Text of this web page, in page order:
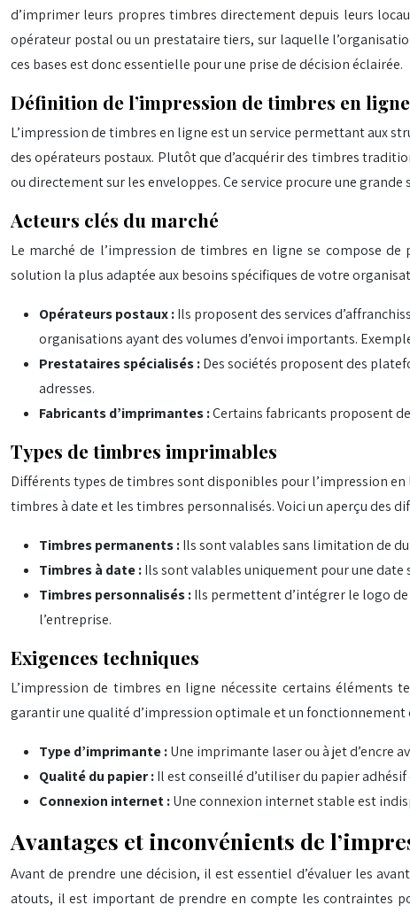
d’imprimer leurs propres timbres directement depuis leurs
opérateur postal ou un prestataire tiers, sur laquelle
ces bases est donc essentielle pour une prise de décision éclairée.
Définition de l’impression de timbres en ligne
L’impression de timbres en ligne est un service permettant aux
des opérateurs postaux. Plutôt que d’acquérir des timbres
ou directement sur les enveloppes. Ce service procure une
Acteurs clés du marché
Le marché de l’impression de timbres en ligne se compose
solution la plus adaptée aux besoins spécifiques de votre
Opérateurs postaux :Ils proposent des services
organisations ayant des volumes d’envoi importants.
Prestataires spécialisés :Des sociétés proposent des
adresses.
Fabricants d’imprimantes :Certains fabricants proposent
Types de timbres imprimables
Différents types de timbres sont disponibles pour l’impression
timbres à date et les timbres personnalisés. Voici un aperçu des
Timbres permanents :Ils sont valables sans limitation de
Timbres à date :Ils sont valables uniquement pour une date
Timbres personnalisés :Ils permettent d’intégrer le logo
l’entreprise.
Exigences techniques
L’impression de timbres en ligne nécessite certains éléments
garantir une qualité d’impression optimale et un fonctionnement
Type d’imprimante :Une imprimante laser ou à jet d’encre
Qualité du papier :Il est conseillé d’utiliser du papier
Connexion internet :Une connexion internet stable est
Avantages et inconvénients de
Avant de prendre une décision, il est essentiel d’évaluer les
atouts, il est important de prendre en compte les contraintes